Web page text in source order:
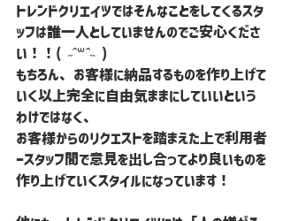
トレンドクリエイツではそんなことをしてくるスタ
ッフは誰一人としていませんのでご安心くださ
い！！( ˶ˆ꒳ˆ˵ )
もちろん、お客様に納品するものを作り上げて
いく以上完全に自由気ままにしていいという
わけではなく、
お客様からのリクエストを踏まえた上で利用者
ースタッフ間で意見を出し合ってより良いものを
作り上げていくスタイルになっています！